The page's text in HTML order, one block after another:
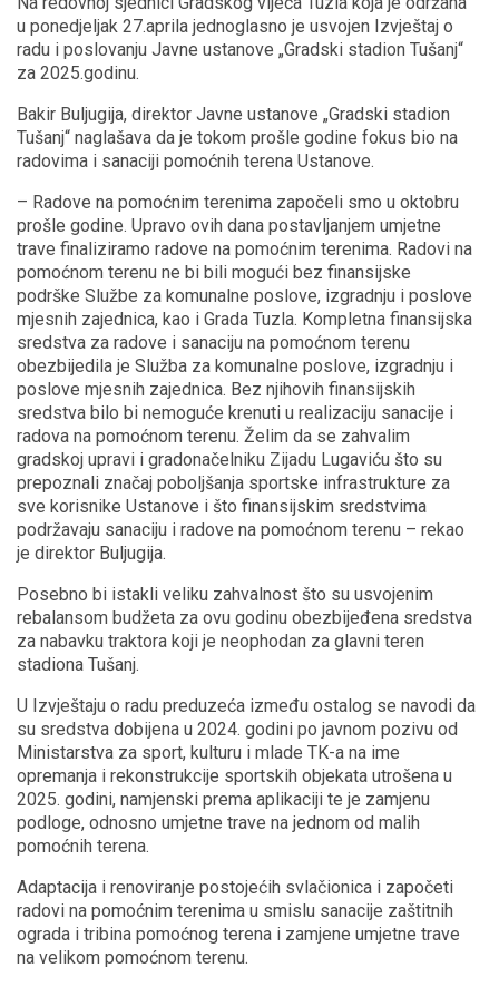
u ponedjeljak 27.aprila jednoglasno je usvojen Izvještaj o
radu i poslovanju Javne ustanove „Gradski stadion Tušanj“
za 2025.godinu.
Bakir Buljugija, direktor Javne ustanove „Gradski stadion
Tušanj“ naglašava da je tokom prošle godine fokus bio na
radovima i sanaciji pomoćnih terena Ustanove.
– Radove na pomoćnim terenima započeli smo u oktobru
prošle godine. Upravo ovih dana postavljanjem umjetne
trave finaliziramo radove na pomoćnim terenima. Radovi na
pomoćnom terenu ne bi bili mogući bez finansijske
podrške Službe za komunalne poslove, izgradnju i poslove
mjesnih zajednica, kao i Grada Tuzla. Kompletna finansijska
sredstva za radove i sanaciju na pomoćnom terenu
obezbijedila je Služba za komunalne poslove, izgradnju i
poslove mjesnih zajednica. Bez njihovih finansijskih
sredstva bilo bi nemoguće krenuti u realizaciju sanacije i
radova na pomoćnom terenu. Želim da se zahvalim
gradskoj upravi i gradonačelniku Zijadu Lugaviću što su
prepoznali značaj poboljšanja sportske infrastrukture za
sve korisnike Ustanove i što finansijskim sredstvima
podržavaju sanaciju i radove na pomoćnom terenu – rekao
je direktor Buljugija.
Posebno bi istakli veliku zahvalnost što su usvojenim
rebalansom budžeta za ovu godinu obezbijeđena sredstva
za nabavku traktora koji je neophodan za glavni teren
stadiona Tušanj.
U Izvještaju o radu preduzeća između ostalog se navodi da
su sredstva dobijena u 2024. godini po javnom pozivu od
Ministarstva za sport, kulturu i mlade TK-a na ime
opremanja i rekonstrukcije sportskih objekata utrošena u
2025. godini, namjenski prema aplikaciji te je zamjenu
podloge, odnosno umjetne trave na jednom od malih
pomoćnih terena.
Adaptacija i renoviranje postojećih svlačionica i započeti
radovi na pomoćnim terenima u smislu sanacije zaštitnih
ograda i tribina pomoćnog terena i zamjene umjetne trave
na velikom pomoćnom terenu.